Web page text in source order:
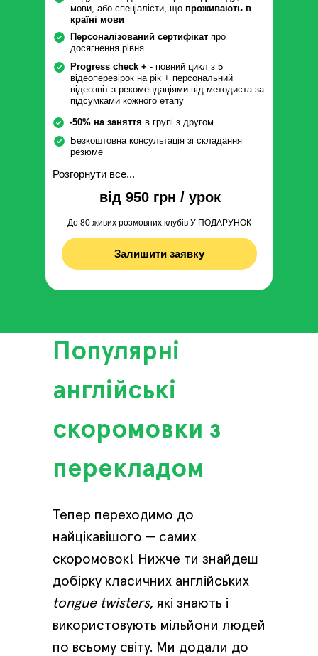
Персоналізований сертифікат про
досягнення рівня
мови, або спеціалісти, що проживають в
країні мови
Безкоштовна консультація зі складання
резюме
-50% на заняття в групі з другом
Progress check + - повний цикл з 5
відеоперевірок на рік + персональний
відеозвіт з рекомендаціями від методиста за
підсумками кожного етапу
До 80 живих розмовних клубів У ПОДАРУНОК
Залишити заявку
Розгорнути все...
від 950 грн / урок
Тепер переходимо до
найцікавішого — самих
скоромовок! Нижче ти знайдеш
добірку класичних англійських
tongue twisters, які знають і
використовують мільйони людей
по всьому світу. Ми додали до
Популярні
англійські
скоромовки з
перекладом